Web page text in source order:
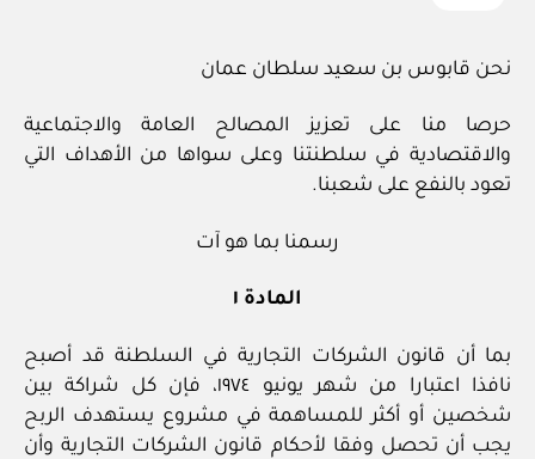
نحن قابوس بن سعيد سلطان عمان
حرصا منا على تعزيز المصالح العامة والاجتماعية
والاقتصادية في سلطنتنا وعلى سواها من الأهداف التي
تعود بالنفع على شعبنا.
رسمنا بما هو آت
المادة ١
بما أن قانون الشركات التجارية في السلطنة قد أصبح
نافذا اعتبارا من شهر يونيو ١٩٧٤، فإن كل شراكة بين
شخصين أو أكثر للمساهمة في مشروع يستهدف الربح
يجب أن تحصل وفقا لأحكام قانون الشركات التجارية وأن